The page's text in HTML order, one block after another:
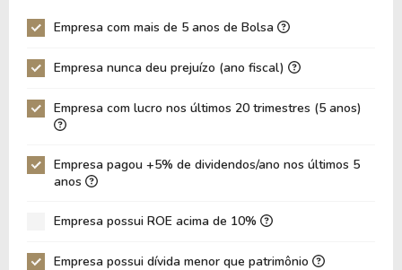
ROE
6,40%
ROIC
5,00%
ROA
4,11%
3,28%
Dívida Líquida / Ebitda
Dívida Líquida / Ebit
4,52
5,19
Patrimônio / Ativos
0,43
Passivos / Ativos
0,55
Empresa com mais de 5 anos de Bolsa
Empresa nunca deu prejuízo (ano fiscal)
Empresa com lucro nos últimos 20 trimestres (5 anos)
Empresa pagou +5% de dividendos/ano nos últimos 5
anos
Empresa possui ROE acima de 10%
Empresa possui dívida menor que patrimônio